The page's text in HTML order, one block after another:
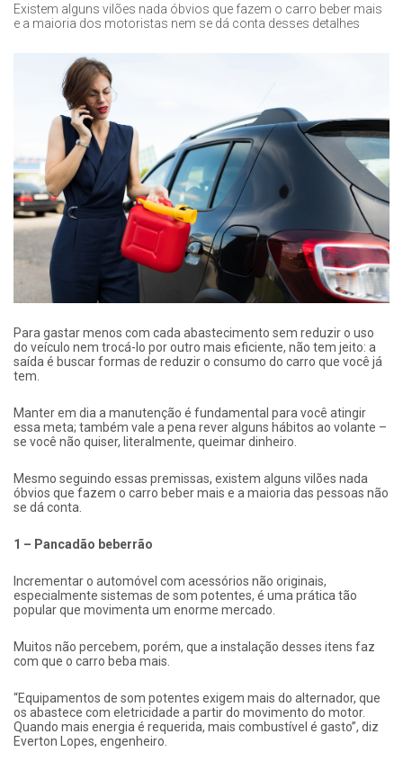
Existem alguns vilões nada óbvios que fazem o carro beber mais
e a maioria dos motoristas nem se dá conta desses detalhes
Para gastar menos com cada abastecimento sem reduzir o uso
do veículo nem trocá-lo por outro mais eficiente, não tem jeito: a
saída é buscar formas de reduzir o consumo do carro que você já
tem.
Manter em dia a manutenção é fundamental para você atingir
essa meta; também vale a pena rever alguns hábitos ao volante –
se você não quiser, literalmente, queimar dinheiro.
Mesmo seguindo essas premissas, existem alguns vilões nada
óbvios que fazem o carro beber mais e a maioria das pessoas não
se dá conta.
1 – Pancadão beberrão
Incrementar o automóvel com acessórios não originais,
especialmente sistemas de som potentes, é uma prática tão
popular que movimenta um enorme mercado.
Muitos não percebem, porém, que a instalação desses itens faz
com que o carro beba mais.
“Equipamentos de som potentes exigem mais do alternador, que
os abastece com eletricidade a partir do movimento do motor.
Quando mais energia é requerida, mais combustível é gasto”, diz
Everton Lopes, engenheiro.